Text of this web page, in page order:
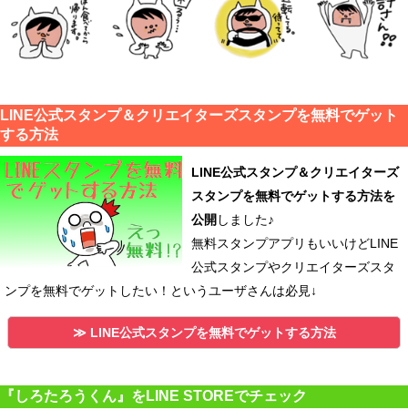
LINE公式スタンプ＆クリエイターズスタンプを無料でゲット
する方法
LINE公式スタンプ＆クリエイターズ
スタンプを無料でゲットする方法を
公開 しました♪
無料スタンプアプリもいいけどLINE
公式スタンプやクリエイターズスタ
ンプを無料でゲットしたい！というユーザさんは必見↓
≫ LINE公式スタンプを無料でゲットする方法
『しろたろうくん』をLINE STOREでチェック